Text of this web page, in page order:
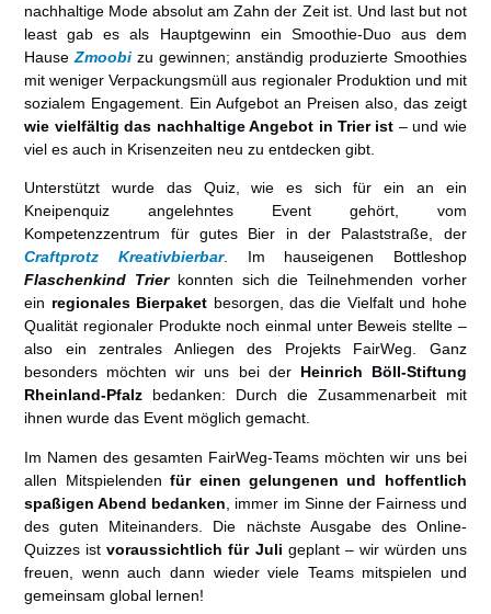
nachhaltige Mode absolut am Zahn der Zeit ist. Und last but not
least gab es als Hauptgewinn ein Smoothie-Duo aus dem
HauseZmoobi zu gewinnen; anständig produzierte Smoothies
mit weniger Verpackungsmüll aus regionaler Produktion und mit
sozialem Engagement. Ein Aufgebot an Preisen also, das zeigt
wie vielfältig das nachhaltige Angebot in Trier ist – und wie
viel es auch in Krisenzeiten neu zu entdecken gibt.
Unterstützt wurde das Quiz, wie es sich für ein an ein
Kneipenquiz angelehntes Event gehört, vom
Kompetenzzentrum für gutes Bier in der Palaststraße, der
Craftprotz Kreativbierbar. Im hauseigenen Bottleshop
Flaschenkind Trierkonnten sich die Teilnehmenden vorher
ein regionales Bierpaket besorgen, das die Vielfalt und hohe
Qualität regionaler Produkte noch einmal unter Beweis stellte –
also ein zentrales Anliegen des Projekts FairWeg. Ganz
besonders möchten wir uns bei der Heinrich Böll-Stiftung
Rheinland-Pfalz bedanken: Durch die Zusammenarbeit mit
ihnen wurde das Event möglich gemacht.
Im Namen des gesamten FairWeg-Teams möchten wir uns bei
allen Mitspielendenfür einen gelungenen und hoffentlich
spaßigen Abend bedanken , immer im Sinne der Fairness und
des guten Miteinanders. Die nächste Ausgabe des Online-
Quizzes istvoraussichtlich für Juli geplant – wir würden uns
freuen, wenn auch dann wieder viele Teams mitspielen und
gemeinsam global lernen!